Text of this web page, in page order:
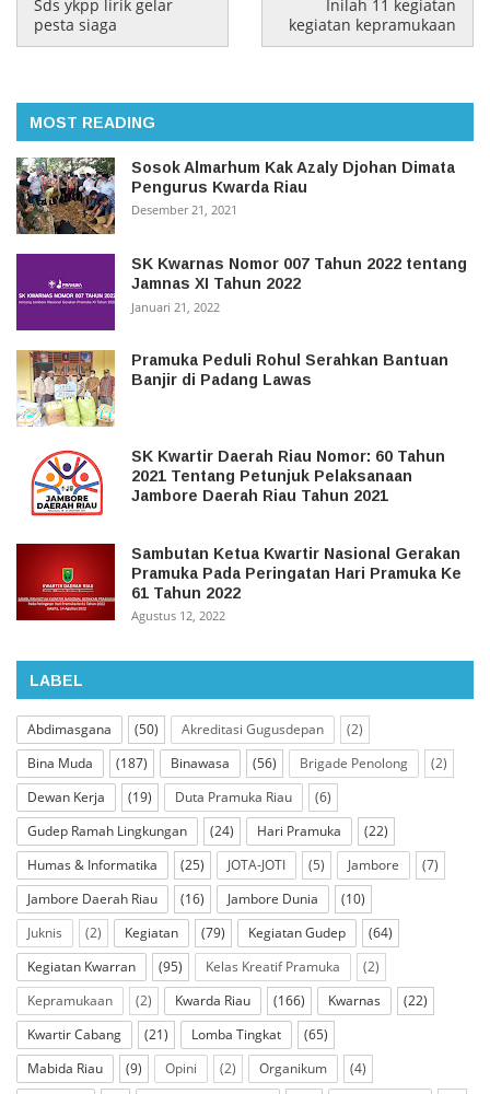
Sds ykpp lirik gelar
pesta siaga
Inilah 11 kegiatan
kegiatan kepramukaan
MOST READING
Sosok Almarhum Kak Azaly Djohan Dimata
Pengurus Kwarda Riau
Desember 21, 2021
SK Kwarnas Nomor 007 Tahun 2022 tentang
Jamnas XI Tahun 2022
Januari 21, 2022
Pramuka Peduli Rohul Serahkan Bantuan
Banjir di Padang Lawas
SK Kwartir Daerah Riau Nomor: 60 Tahun
2021 Tentang Petunjuk Pelaksanaan
Jambore Daerah Riau Tahun 2021
Sambutan Ketua Kwartir Nasional Gerakan
Pramuka Pada Peringatan Hari Pramuka Ke
61 Tahun 2022
Agustus 12, 2022
LABEL
Abdimasgana (50) Akreditasi Gugusdepan
(2)
Bina Muda
(187) Binawasa (56) Brigade Penolong
(2)
Dewan Kerja
(19) Duta Pramuka Riau
(6)
Gudep Ramah Lingkungan
(24) Hari Pramuka
(22)
Humas & Informatika
(25) JOTA-JOTI (5) Jambore
(7)
Jambore Daerah Riau
(16) Jambore Dunia
(10)
Juknis
(2) Kegiatan (79) Kegiatan Gudep
(64)
Kegiatan Kwarran
(95) Kelas Kreatif Pramuka
(2)
Kepramukaan
(2) Kwarda Riau (166) Kwarnas
(22)
Kwartir Cabang
(21) Lomba Tingkat
(65)
Mabida Riau
(9) Opini (2) Organikum
(4)